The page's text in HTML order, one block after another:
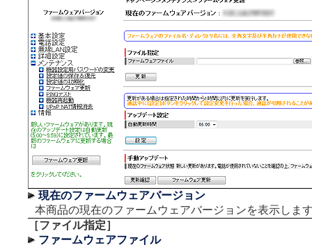
現在のファームウェアバージョン
本商品の現在のファームウェアバージョンを表示しま
［ファイル指定］
ファームウェアファイル